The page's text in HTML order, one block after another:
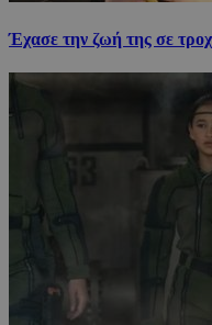
Έχασε την ζωή της σε